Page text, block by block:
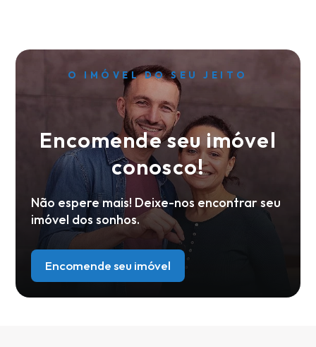
O IMÓVEL DO SEU JEITO
Encomende seu imóvel
conosco!
Não espere mais! Deixe-nos encontrar seu
imóvel dos sonhos.
Encomende seu imóvel